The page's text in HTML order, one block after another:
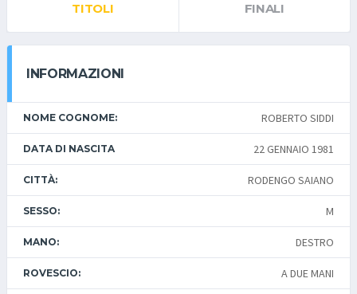
TITOLI FINALI
INFORMAZIONI
NOME COGNOME: ROBERTO SIDDI
DATA DI NASCITA 22 GENNAIO 1981
CITTÀ: RODENGO SAIANO
SESSO: M
MANO: DESTRO
ROVESCIO: A DUE MANI